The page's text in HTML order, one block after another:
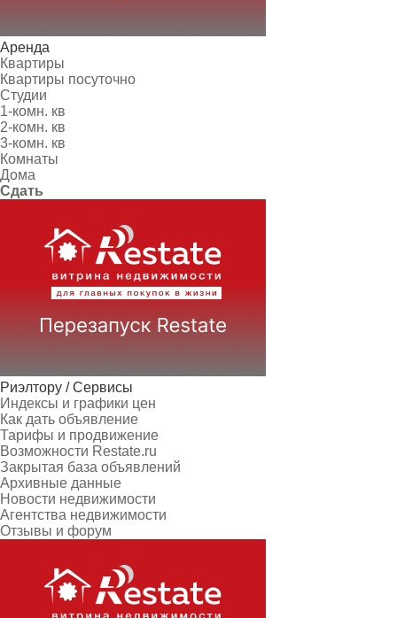
Аренда
Квартиры
Квартиры посуточно
Студии
1-комн. кв
2-комн. кв
3-комн. кв
Комнаты
Дома
Сдать
Риэлтору / Сервисы
Индексы и графики цен
Как дать объявление
Тарифы и продвижение
Возможности Restate.ru
Закрытая база объявлений
Архивные данные
Новости недвижимости
Агентства недвижимости
Отзывы и форум